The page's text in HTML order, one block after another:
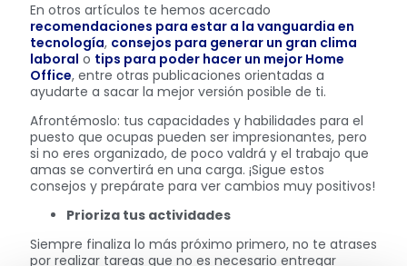
En otros artículos te hemos acercado
recomendaciones para estar a la vanguardia en
tecnología, consejos para generar un gran clima
laboral o tips para poder hacer un mejor Home
Office, entre otras publicaciones orientadas a
ayudarte a sacar la mejor versión posible de ti.
Afrontémoslo: tus capacidades y habilidades para el
puesto que ocupas pueden ser impresionantes, pero
si no eres organizado, de poco valdrá y el trabajo que
amas se convertirá en una carga. ¡Sigue estos
consejos y prepárate para ver cambios muy positivos!
Prioriza tus actividades
Siempre finaliza lo más próximo primero, no te atrases
por realizar tareas que no es necesario entregar